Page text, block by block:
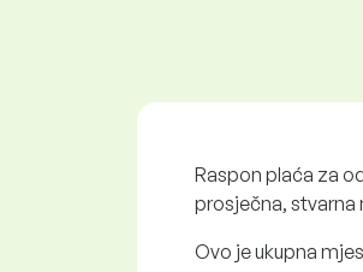
Raspon plaća za
prosječna, stvarna
Ovo je ukupna